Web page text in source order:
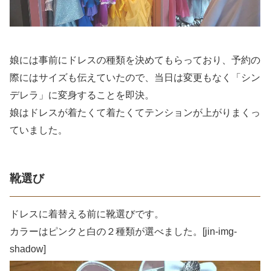
娘には事前にドレスの種類を決めてもらっており、予約の
際にはサイズも伝えていたので、当日は変更もなく「シン
デレラ」に変身することを即決。
娘はドレスが着たくて着たくてテンションが上がりまくっ
ていました。
靴選び
ドレスに着替える前に靴選びです。
カラーはピンクと白の２種類が選べました。[jin-img-
shadow]